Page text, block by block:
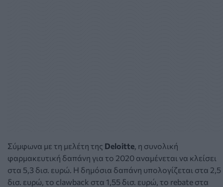
Σύμφωνα με τη μελέτη της Deloitte , η συνολική
φαρμακευτική δαπάνη για το 2020 αναμένεται να κλείσει
στα 5,3 δισ. ευρώ. Η δημόσια δαπάνη υπολογίζεται στα 2,5
δισ. ευρώ, το clawback στα 1,55 δισ. ευρώ, το rebate στα